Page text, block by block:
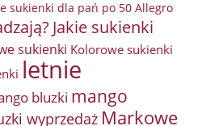
sukienki dla pań po 50 Allegro
Jakie sukienki
sukienki Kolorowe sukienki
letnie
bluzki mango
wyprzedaż Markowe